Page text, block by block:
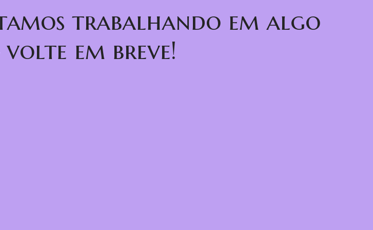
trabalhando em algo
em breve!